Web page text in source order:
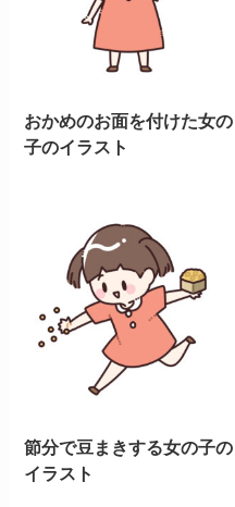
おかめのお面を付けた女の
子のイラスト
節分で豆まきする女の子の
イラスト